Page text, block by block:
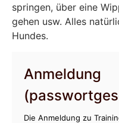
springen, über eine
gehen usw. Alles
Hundes.
Anmeldung
Die Anmeldung zu